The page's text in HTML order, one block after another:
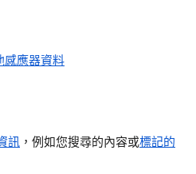
感應器資料
訊 ，例如您搜尋的內容或標記的